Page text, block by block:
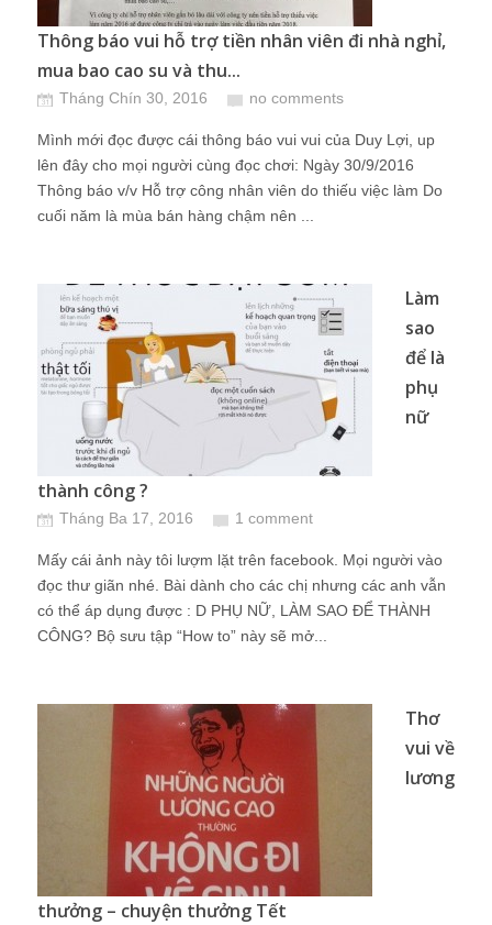
Thông báo vui hỗ trợ tiền nhân viên đi nhà nghỉ,
mua bao cao su và thu...
Tháng Chín 30, 2016 no comments
Mình mới đọc được cái thông báo vui vui của Duy Lợi, up
lên đây cho mọi người cùng đọc chơi: Ngày 30/9/2016
Thông báo v/v Hỗ trợ công nhân viên do thiếu việc làm Do
cuối năm là mùa bán hàng chậm nên ...
Làm
sao
để là
phụ
nữ
thành công ?
Tháng Ba 17, 2016 1 comment
Mấy cái ảnh này tôi lượm lặt trên facebook. Mọi người vào
đọc thư giãn nhé. Bài dành cho các chị nhưng các anh vẫn
có thể áp dụng được : D PHỤ NỮ, LÀM SAO ĐỂ THÀNH
CÔNG? Bộ sưu tập “How to” này sẽ mở...
Thơ
vui về
lương
thưởng – chuyện thưởng Tết